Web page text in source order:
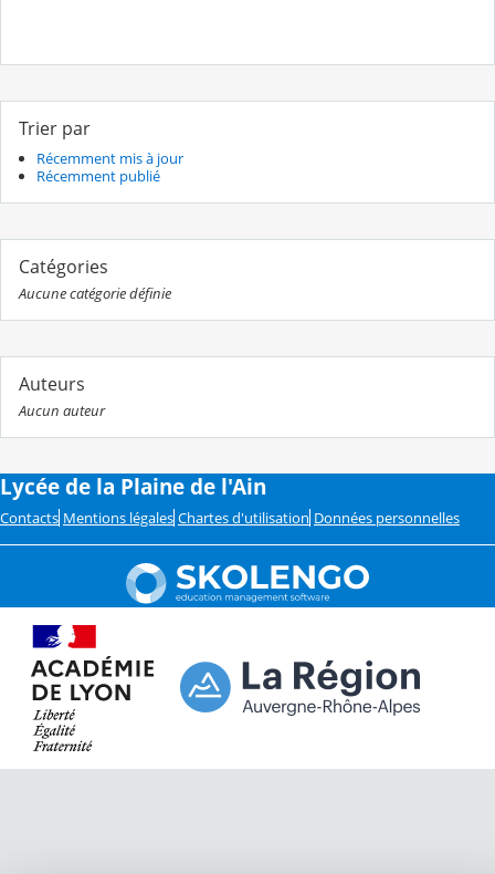
Trier par
Récemment mis à jour
Récemment publié
Catégories
Aucune catégorie définie
Auteurs
Aucun auteur
Lycée de la Plaine de l'Ain
Contacts Mentions légales Chartes d'utilisation Données personnelles